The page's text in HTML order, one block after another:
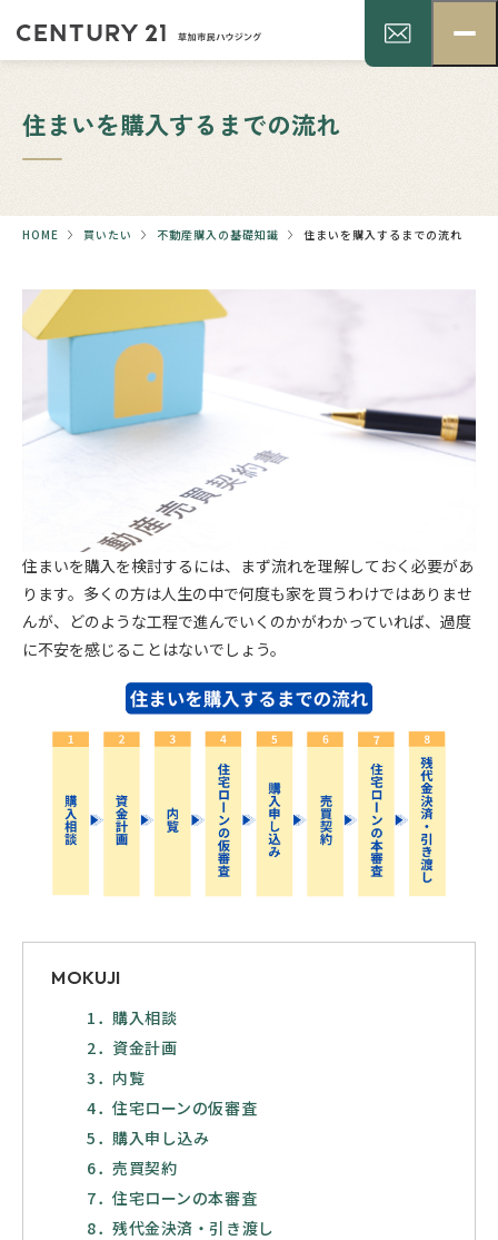
住まいを購入するまでの流れ
HOME 買いたい 不動産購入の基礎知識 住まいを購入するまでの流れ
住まいを購入を検討するには、まず流れを理解しておく必要があ
ります。多くの方は人生の中で何度も家を買うわけではありませ
んが、どのような工程で進んでいくのかがわかっていれば、過度
に不安を感じることはないでしょう。
MOKUJI
1．購入相談
2．資金計画
3．内覧
4．住宅ローンの仮審査
5．購入申し込み
6．売買契約
7．住宅ローンの本審査
8．残代金決済・引き渡し